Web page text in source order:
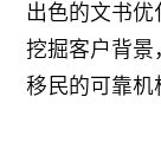
出色的文书
挖掘客户背景
移民的可靠机